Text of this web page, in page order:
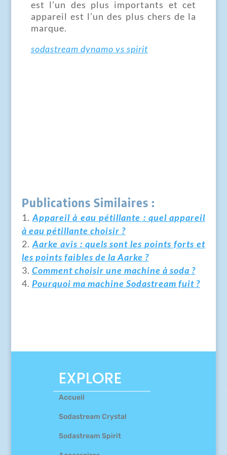
est l’un des plus importants et cet
appareil est l’un des plus chers de la
marque.
sodastream dynamo vs spirit
Publications Similaires :
Appareil à eau pétillante : quel appareil
à eau pétillante choisir ?
Aarke avis : quels sont les points forts et
les points faibles de la Aarke ?
Comment choisir une machine à soda ?
Pourquoi ma machine Sodastream fuit ?
EXPLORE
Accueil
Sodastream Crystal
Sodastream Spirit